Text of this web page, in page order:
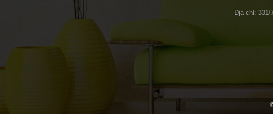
Địa chỉ: 331/